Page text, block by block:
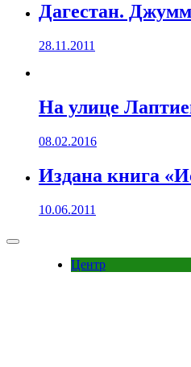
Дагестан.
28.11.2011
На улице
08.02.2016
Издана книга
10.06.2011
Центр